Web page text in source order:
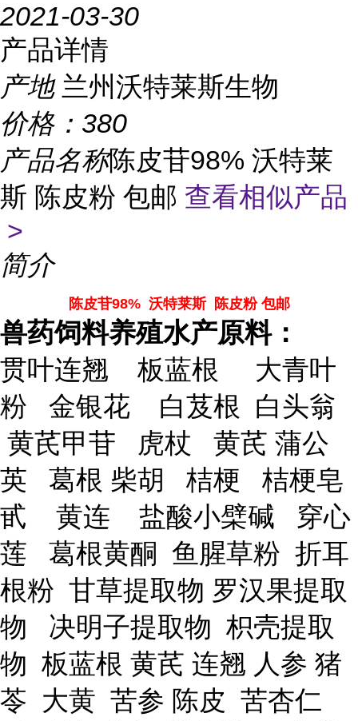
2021-03-30
产品详情
产地 兰州沃特莱斯生物
价格： 380
产品名称陈皮苷98% 沃特莱
斯 陈皮粉 包邮 查看相似产品
>
简介
陈皮苷98% 沃特莱斯 陈皮粉 包邮
兽药饲料养殖水产原料：
贯叶连翘 板蓝根 大青叶
粉 金银花 白芨根 白头翁
黄芪甲苷 虎杖 黄芪 蒲公
英 葛根 柴胡 桔梗 桔梗皂
甙 黄连 盐酸小檗碱 穿心
莲 葛根黄酮 鱼腥草粉 折耳
根粉 甘草提取物 罗汉果提取
物 决明子提取物 枳壳提取
物 板蓝根 黄芪 连翘 人参 猪
苓 大黄 苦参 陈皮 苦杏仁